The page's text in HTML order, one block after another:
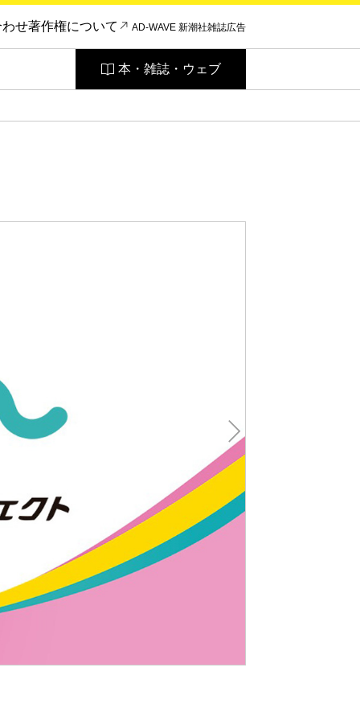
わせ著作権について AD-WAVE 新潮社雑誌広告
本・雑誌・ウェブ
Nex